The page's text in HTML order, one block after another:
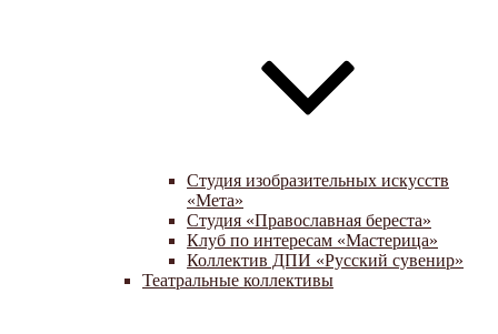
Студия изобразительных искусств
«Мета»
Студия «Православная береста»
Клуб по интересам «Мастерица»
Коллектив ДПИ «Русский сувенир»
Театральные коллективы